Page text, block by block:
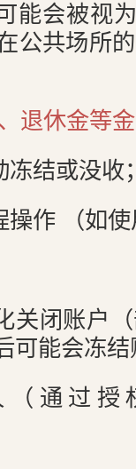
能会被视
公共场所
退休金等
冻结或没收
操作 （如
关闭账户
可能会冻
通过授